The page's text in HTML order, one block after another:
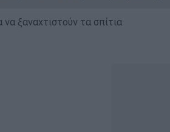
ξαναχτιστούν τα σπίτια